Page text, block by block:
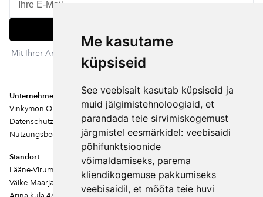
Me kasutame
küpsiseid
See veebisait kasutab küpsiseid ja
muid jälgimistehnoloogiaid, et
parandada teie sirvimiskogemust
järgmistel eesmärkidel: veebisaidi
põhifunktsioonide
võimaldamiseks, parema
kliendikogemuse pakkumiseks
veebisaidil, et mõõta teie huvi
Mit Ihrer Anmeldung stimmen Sie unserer Datenschutzerklärung
zu. Sie können sich jederzeit abmelden.
Unternehmen
Vinkymon OÜ
Datenschutz
Nutzungsbedingungen
Standort
Lääne-Virumaa
Väike-Maarja vald